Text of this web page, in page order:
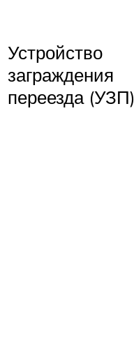
Устройство
заграждения
переезда (УЗП)